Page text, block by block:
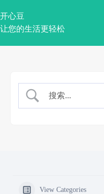
过
内
开心豆
让您的生活更轻松
View Categories